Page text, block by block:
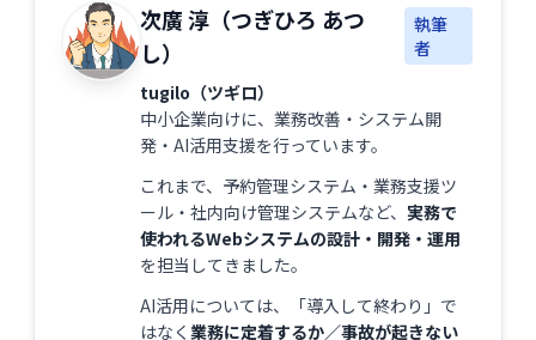
次廣 淳（つぎひろ あつ
し）
執筆
者
tugilo（ツギロ）
中小企業向けに、業務改善・システム開
発・AI活用支援を行っています。
これまで、予約管理システム・業務支援ツ
ール・社内向け管理システムなど、 実務で
使われるWebシステムの設計・開発・運用
を担当してきました。
AI活用については、「導入して終わり」で
はなく 業務に定着するか／事故が起きない